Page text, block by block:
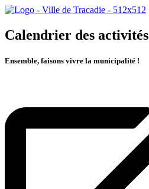
Calendrier des activités
Ensemble, faisons vivre la municipalité !